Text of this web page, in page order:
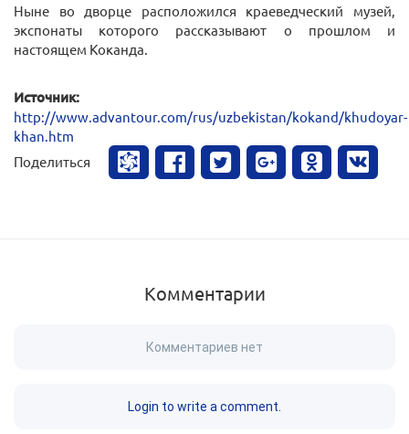
Ныне во дворце расположился краеведческий музей,
экспонаты которого рассказывают о прошлом и
настоящем Коканда.
Источник:
http://www.advantour.com/rus/uzbekistan/kokand/khudoyar-
khan.htm
Поделиться
Комментарии
Комментариев нет
Login to write a comment.